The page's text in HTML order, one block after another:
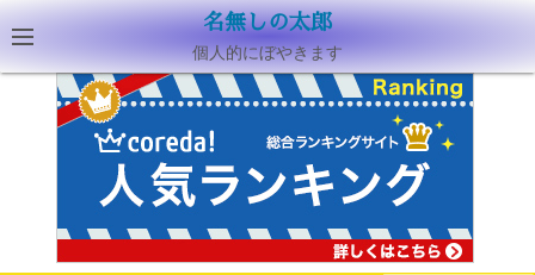
名無しの太郎
個人的にぼやきます